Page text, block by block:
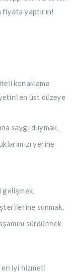
fiyata yaptırın!
konaklama
en üst düzeye
saygı duymak,
yerine
gelişmek,
sunmak,
sürdürmek
en iyi hizmeti